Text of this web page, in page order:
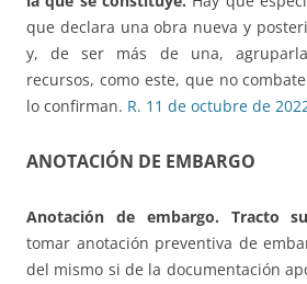
que declara una obra nueva y
y, de ser más de una,
recursos, como este, que no
lo confirman. R. 11 de octubre de
ANOTACIÓN DE EMBARGO
Anotación de embargo. Tracto
tomar anotación preventiva de
del mismo si de la documentación